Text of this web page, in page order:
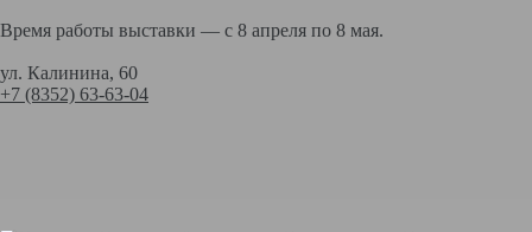
Время работы выставки — с 8 апреля по 8 мая.
ул. Калинина, 60
+7 (8352) 63-63-04